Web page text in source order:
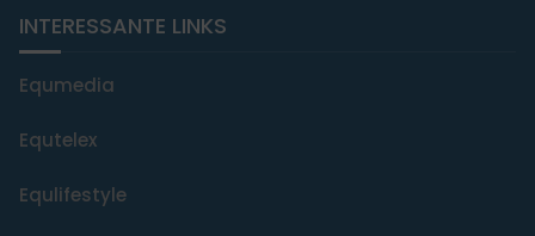
INTERESSANTE LINKS
Equmedia
Equtelex
Equlifestyle